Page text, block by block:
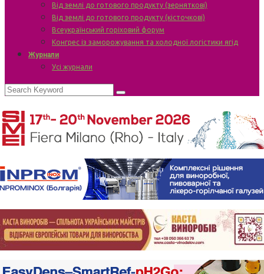
Від землі до готового продукту (зерняткові)
Від землі до готового продукту (кісточкові)
Всеукраїнський горіховий форум
Конгрес із заморожування та холодної логістики ягід
Журнали
Усі журнали